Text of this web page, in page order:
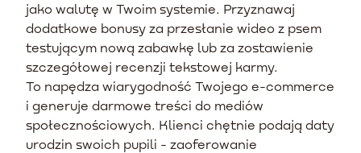
jako walutę w Twoim systemie. Przyznawaj
dodatkowe bonusy za przesłanie wideo z psem
testującym nową zabawkę lub za zostawienie
szczegółowej recenzji tekstowej karmy.
To napędza wiarygodność Twojego e-commerce
i generuje darmowe treści do mediów
społecznościowych. Klienci chętnie podają daty
urodzin swoich pupili - zaoferowanie